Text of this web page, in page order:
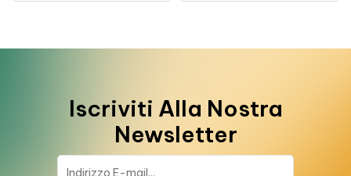
Iscriviti Alla Nostra
Newsletter